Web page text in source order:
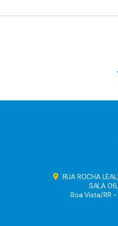
RUA ROCHA
SALA
Boa Vista/RR